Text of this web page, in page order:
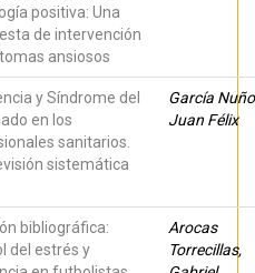
positiva: Una
de intervención
ansiosos
y Síndrome del
en los
sanitarios.
sistemática
García
Juan Félix
bibliográfica:
del estrés y
Arocas
Torrecillas,